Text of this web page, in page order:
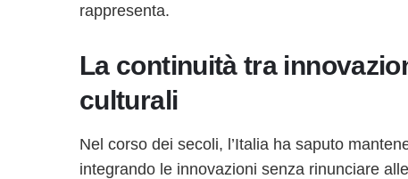
rappresenta.
La continuità tra
culturali
Nel corso dei secoli, l’Italia ha saputo
integrando le innovazioni senza rinunciare